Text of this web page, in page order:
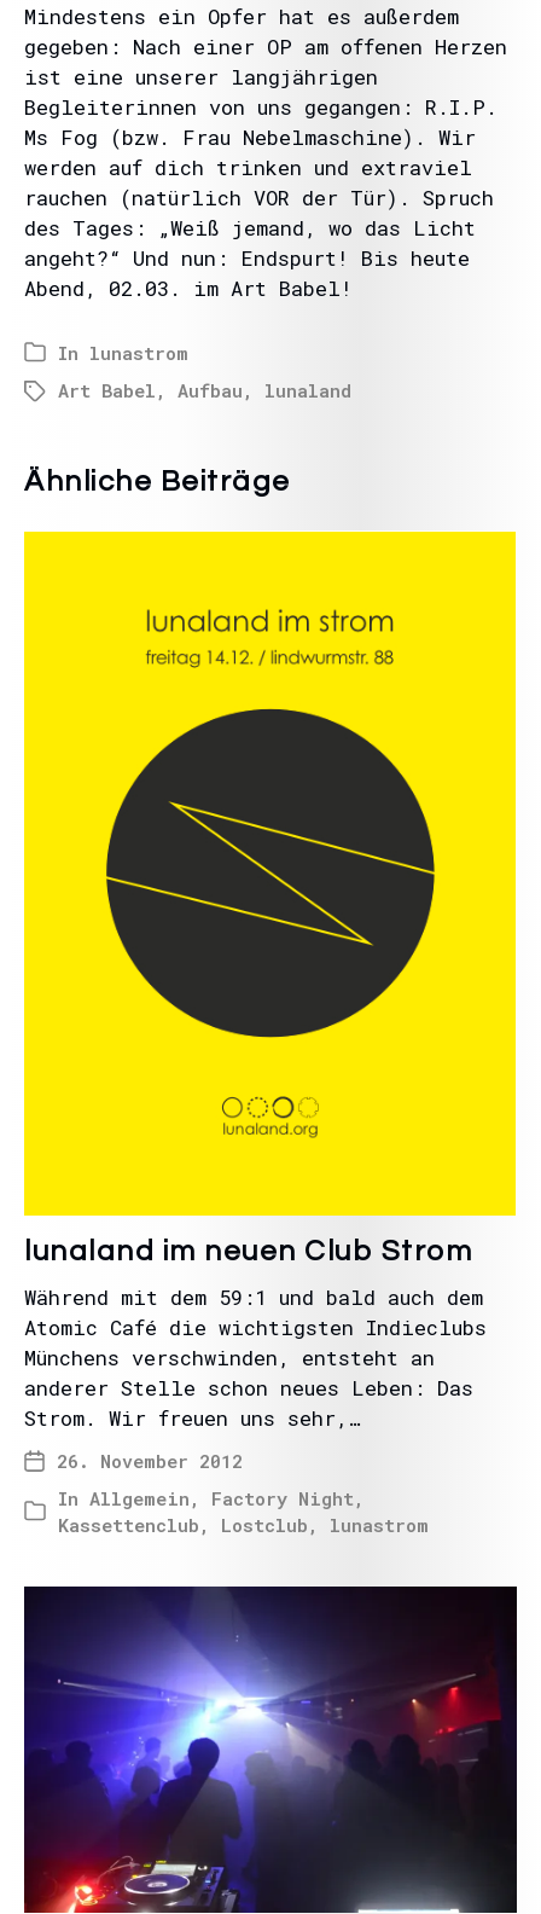
Mindestens ein Opfer hat es außerdem
gegeben: Nach einer OP am offenen Herzen
ist eine unserer langjährigen
Begleiterinnen von uns gegangen: R.I.P.
Ms Fog (bzw. Frau Nebelmaschine). Wir
werden auf dich trinken und extraviel
rauchen (natürlich VOR der Tür). Spruch
des Tages: „Weiß jemand, wo das Licht
angeht?“ Und nun: Endspurt! Bis heute
Abend, 02.03. im Art Babel!
In lunastrom
Art Babel , Aufbau , lunaland
Ähnliche Beiträge
lunaland im neuen Club Strom
Während mit dem 59:1 und bald auch dem
Atomic Café die wichtigsten Indieclubs
Münchens verschwinden, entsteht an
anderer Stelle schon neues Leben: Das
Strom. Wir freuen uns sehr,…
26. November 2012
In Allgemein , Factory Night ,
Kassettenclub , Lostclub , lunastrom